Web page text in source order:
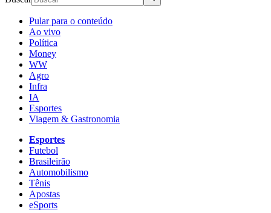
Pular para o conteúdo
Ao vivo
Política
Money
WW
Agro
Infra
IA
Esportes
Viagem & Gastronomia
Esportes
Futebol
Brasileirão
Automobilismo
Tênis
Apostas
eSports